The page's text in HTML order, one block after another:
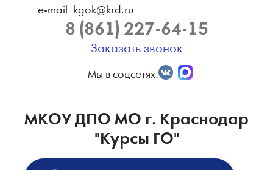
e-mail: kgok@krd.ru
8 (861) 227-64-15
Заказать звонок
Мы в соцсетях:
МКОУ ДПО МО г. Краснодар
"Курсы ГО"